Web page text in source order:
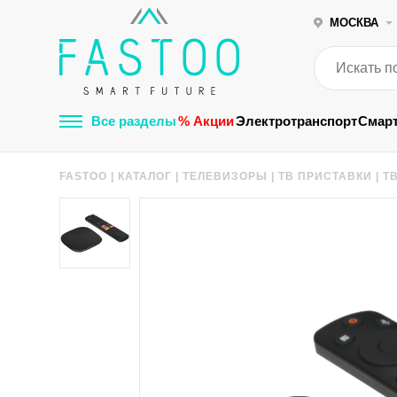
МОСКВА
Все разделы% АкцииЭлектротранспорт
FASTOO КАТАЛОГ |ТЕЛЕВИЗОРЫ |ТВ ПРИСТАВКИ |